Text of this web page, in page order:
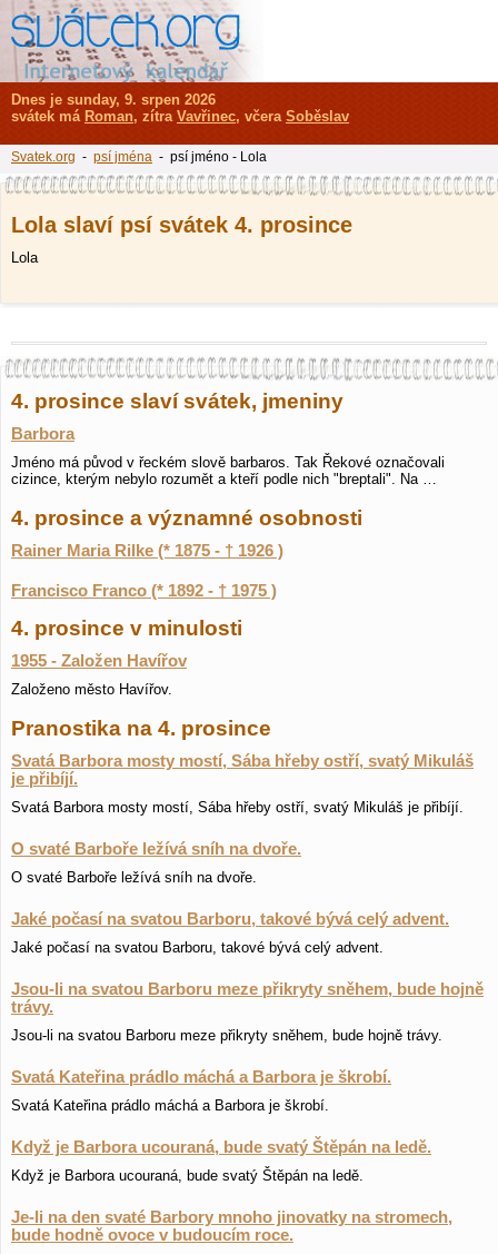
Lola slaví psí svátek 4. prosince
Lola
4. prosince slaví svátek, jmeniny
Barbora
Jméno má původ v řeckém slově barbaros. Tak Řekové označovali
cizince, kterým nebylo rozumět a kteří podle nich "breptali". Na …
4. prosince a významné osobnosti
Rainer Maria Rilke (* 1875 - † 1926 )
Francisco Franco (* 1892 - † 1975 )
4. prosince v minulosti
1955 - Založen Havířov
Založeno město Havířov.
Pranostika na 4. prosince
Svatá Barbora mosty mostí, Sába hřeby ostří, svatý Mikuláš
je přibíjí.
Svatá Barbora mosty mostí, Sába hřeby ostří, svatý Mikuláš je přibíjí.
O svaté Barboře ležívá sníh na dvoře.
O svaté Barboře ležívá sníh na dvoře.
Jaké počasí na svatou Barboru, takové bývá celý advent.
Jaké počasí na svatou Barboru, takové bývá celý advent.
Jsou-li na svatou Barboru meze přikryty sněhem, bude hojně
trávy.
Jsou-li na svatou Barboru meze přikryty sněhem, bude hojně trávy.
Svatá Kateřina prádlo máchá a Barbora je škrobí.
Svatá Kateřina prádlo máchá a Barbora je škrobí.
Když je Barbora ucouraná, bude svatý Štěpán na ledě.
Když je Barbora ucouraná, bude svatý Štěpán na ledě.
Je-li na den svaté Barbory mnoho jinovatky na stromech,
bude hodně ovoce v budoucím roce.
Dnes je sunday, 9. srpen 2026
svátek má Roman, zítra Vavřinec, včera Soběslav
Svatek.org - psí jména - psí jméno - Lola